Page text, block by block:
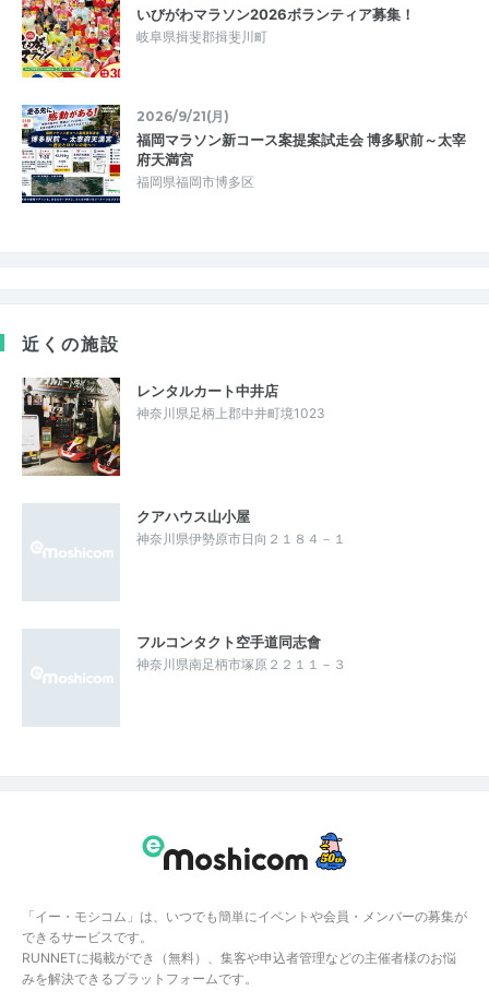
いびがわマラソン2026ボランティア募集！
岐阜県揖斐郡揖斐川町
2026/9/21(月)
福岡マラソン新コース案提案試走会 博多駅前～太宰
府天満宮
福岡県福岡市博多区
近くの施設
レンタルカート中井店
神奈川県足柄上郡中井町境1023
クアハウス山小屋
神奈川県伊勢原市日向２１８４－１
フルコンタクト空手道同志會
神奈川県南足柄市塚原２２１１－３
「イー・モシコム」は、いつでも簡単にイベントや会員・メンバーの募集が
できるサービスです。
RUNNETに掲載ができ（無料）、集客や申込者管理などの主催者様のお悩
みを解決できるプラットフォームです。